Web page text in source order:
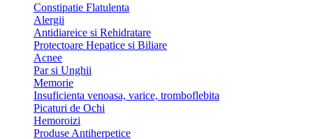
Constipatie Flatulenta
Alergii
Antidiareice si Rehidratare
Protectoare Hepatice si Biliare
Acnee
Par si Unghii
Memorie
Insuficienta venoasa, varice, tromboflebita
Picaturi de Ochi
Hemoroizi
Produse Antiherpetice